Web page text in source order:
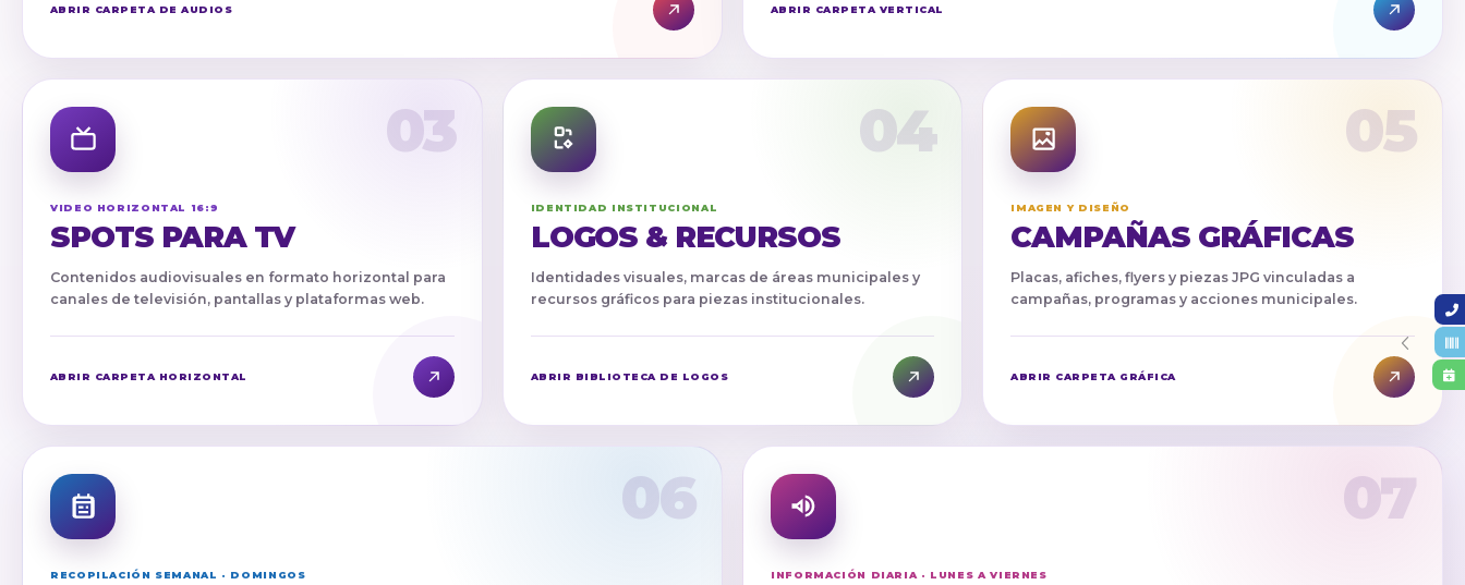
ABRIR CARPETA DE AUDIOS ABRIR CARPETA VERTICAL
03
VIDEO HORIZONTAL 16:9
SPOTS PARA TV
Contenidos audiovisuales en formato horizontal para
canales de televisión, pantallas y plataformas web.
ABRIR CARPETA HORIZONTAL
04
IDENTIDAD INSTITUCIONAL
LOGOS & RECURSOS
Identidades visuales, marcas de áreas municipales y
recursos gráficos para piezas institucionales.
ABRIR BIBLIOTECA DE LOGOS
05
IMAGEN Y DISEÑO
CAMPAÑAS GRÁFICAS
Placas, afiches, flyers y piezas JPG vinculadas a
campañas, programas y acciones municipales.
ABRIR CARPETA GRÁFICA
06
RECOPILACIÓN SEMANAL · DOMINGOS
07
INFORMACIÓN DIARIA · LUNES A VIERNES